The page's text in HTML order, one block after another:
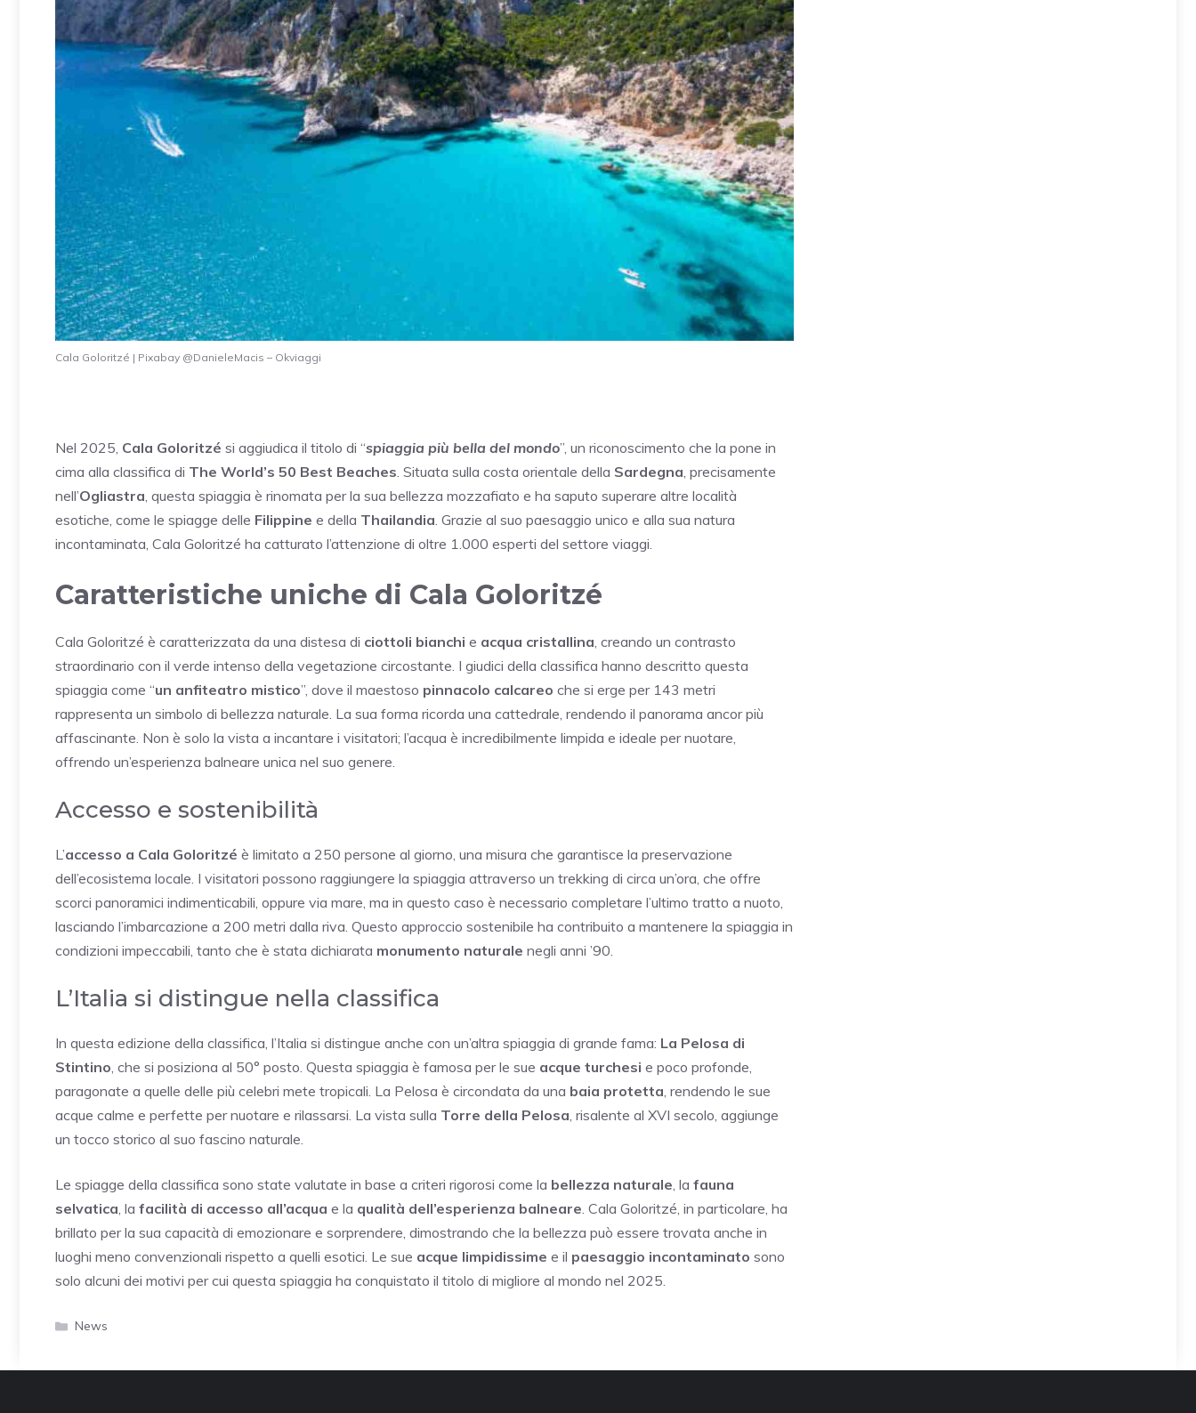
Cala Goloritzé | Pixabay @DanieleMacis – Okviaggi
Nel 2025, Cala Goloritzé si aggiudica il titolo di “spiaggia più bella del mondo”, un riconoscimento che la pone in
cima alla classifica di The World’s 50 Best Beaches. Situata sulla costa orientale della Sardegna, precisamente
nell’Ogliastra, questa spiaggia è rinomata per la sua bellezza mozzafiato e ha saputo superare altre località
esotiche, come le spiagge delle Filippine e della Thailandia. Grazie al suo paesaggio unico e alla sua natura
incontaminata, Cala Goloritzé ha catturato l’attenzione di oltre 1.000 esperti del settore viaggi.
Caratteristiche uniche di Cala Goloritzé
Cala Goloritzé è caratterizzata da una distesa di ciottoli bianchi e acqua cristallina, creando un contrasto
straordinario con il verde intenso della vegetazione circostante. I giudici della classifica hanno descritto questa
spiaggia come “un anfiteatro mistico”, dove il maestoso pinnacolo calcareo che si erge per 143 metri
rappresenta un simbolo di bellezza naturale. La sua forma ricorda una cattedrale, rendendo il panorama ancor più
affascinante. Non è solo la vista a incantare i visitatori; l’acqua è incredibilmente limpida e ideale per nuotare,
offrendo un’esperienza balneare unica nel suo genere.
Accesso e sostenibilità
L’accesso a Cala Goloritzé è limitato a 250 persone al giorno, una misura che garantisce la preservazione
dell’ecosistema locale. I visitatori possono raggiungere la spiaggia attraverso un trekking di circa un’ora, che offre
scorci panoramici indimenticabili, oppure via mare, ma in questo caso è necessario completare l’ultimo tratto a nuoto,
lasciando l’imbarcazione a 200 metri dalla riva. Questo approccio sostenibile ha contribuito a mantenere la spiaggia in
condizioni impeccabili, tanto che è stata dichiarata monumento naturale negli anni ’90.
L’Italia si distingue nella classifica
In questa edizione della classifica, l’Italia si distingue anche con un’altra spiaggia di grande fama: La Pelosa di
Stintino, che si posiziona al 50° posto. Questa spiaggia è famosa per le sue acque turchesi e poco profonde,
paragonate a quelle delle più celebri mete tropicali. La Pelosa è circondata da una baia protetta, rendendo le sue
acque calme e perfette per nuotare e rilassarsi. La vista sulla Torre della Pelosa, risalente al XVI secolo, aggiunge
un tocco storico al suo fascino naturale.
Le spiagge della classifica sono state valutate in base a criteri rigorosi come la bellezza naturale, la fauna
selvatica, la facilità di accesso all’acqua e la qualità dell’esperienza balneare. Cala Goloritzé, in particolare, ha
brillato per la sua capacità di emozionare e sorprendere, dimostrando che la bellezza può essere trovata anche in
luoghi meno convenzionali rispetto a quelli esotici. Le sue acque limpidissime e il paesaggio incontaminato sono
solo alcuni dei motivi per cui questa spiaggia ha conquistato il titolo di migliore al mondo nel 2025.
Categorie
News